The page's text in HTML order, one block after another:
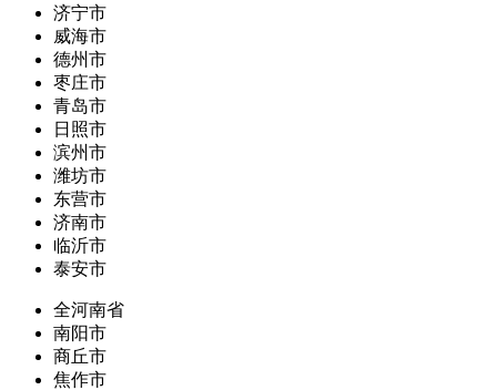
济宁市
威海市
德州市
枣庄市
青岛市
日照市
滨州市
潍坊市
东营市
济南市
临沂市
泰安市
全河南省
南阳市
商丘市
焦作市